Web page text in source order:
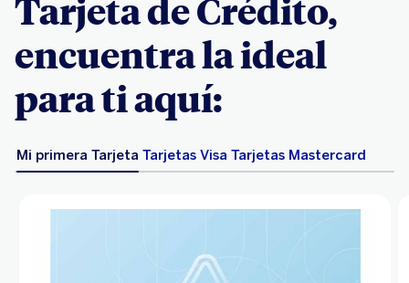
Tarjeta de Crédito,
encuentra la ideal
para ti aquí:
Mi primera Tarjeta Tarjetas Visa Tarjetas Mastercard